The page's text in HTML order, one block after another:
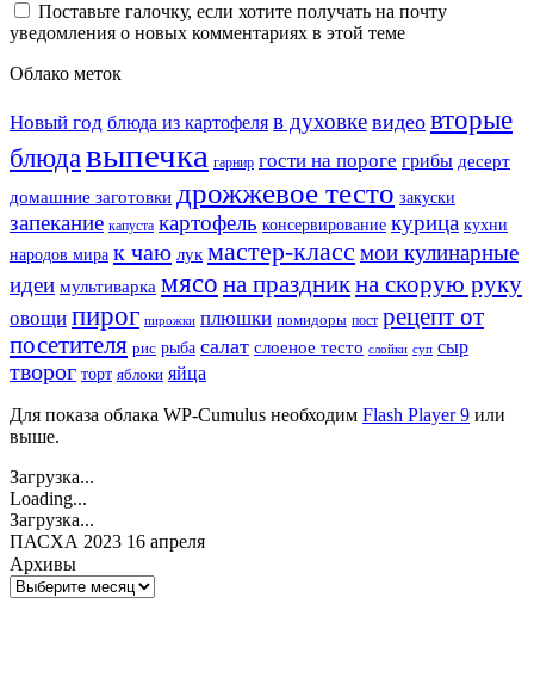
Поставьте галочку, если хотите получать на почту
уведомления о новых комментариях в этой теме
Облако меток
Новый год блюда из картофеля в духовке видео вторые
блюдавыпечка гарнир гости на пороге грибы десерт
домашние заготовки дрожжевое тесто закуски
запекание капуста картофель консервирование курица кухни
народов мира к чаю лук мастер-класс мои кулинарные
идеи мультиварка мясо на праздникна скорую руку
овощи пирог пирожки плюшки помидоры пост рецепт от
посетителя рис рыба салат слоеное тесто слойки суп сыр
творог торт яблоки яйца
Для показа облака WP-Cumulus необходим Flash Player 9 или
выше.
Загрузка...
Loading...
Загрузка...
ПАСХА 2023 16 апреля
Архивы
Архивы